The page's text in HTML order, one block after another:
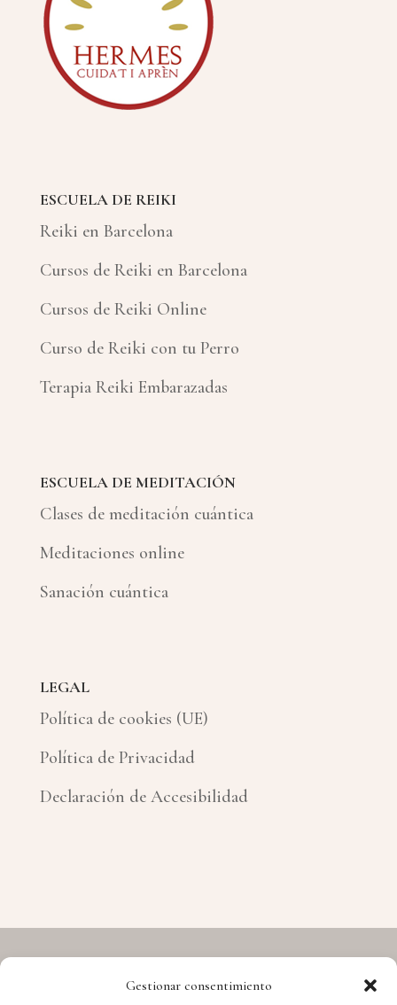
Gestionar consentimiento
ESCUELA DE REIKI
Reiki en Barcelona
Cursos de Reiki en Barcelona
Cursos de Reiki Online
Curso de Reiki con tu Perro
Terapia Reiki Embarazadas
ESCUELA DE MEDITACIÓN
Clases de meditación cuántica
Meditaciones online
Sanación cuántica
LEGAL
Política de cookies (UE)
Política de Privacidad
Declaración de Accesibilidad